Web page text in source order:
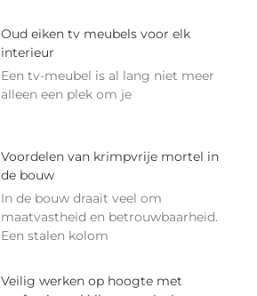
Oud eiken tv meubels voor elk
interieur
Een tv-meubel is al lang niet meer
alleen een plek om je
Voordelen van krimpvrije mortel in
de bouw
In de bouw draait veel om
maatvastheid en betrouwbaarheid.
Een stalen kolom
Veilig werken op hoogte met